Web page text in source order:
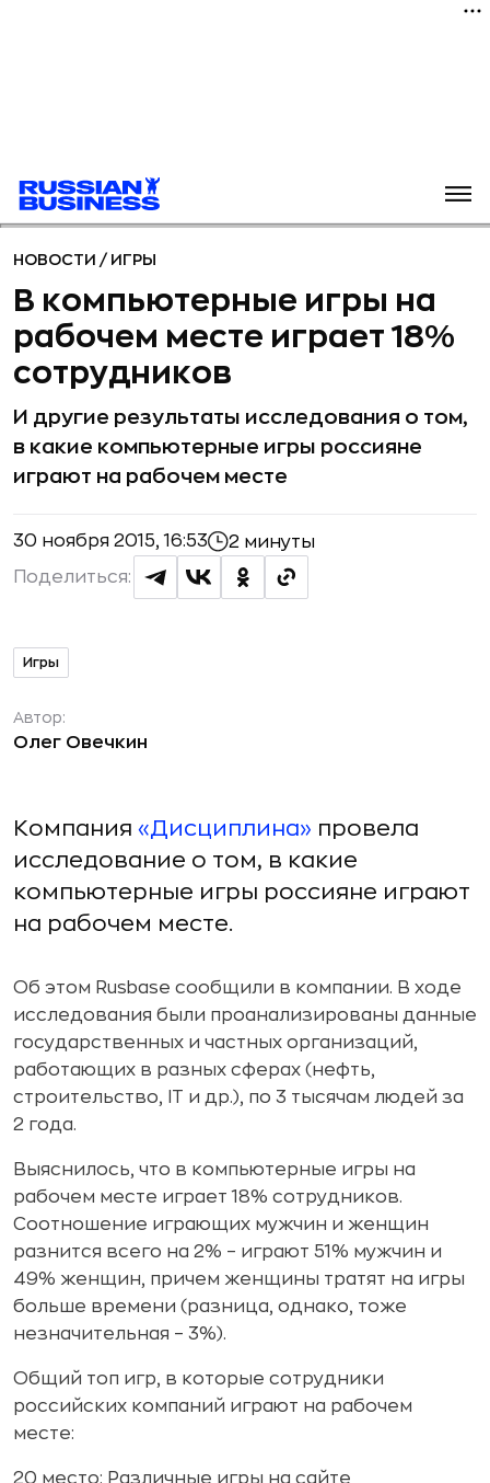
НОВОСТИ / ИГРЫ
В компьютерные игры на
рабочем месте играет 18%
сотрудников
И другие результаты исследования о том,
в какие компьютерные игры россияне
играют на рабочем месте
30 ноября 2015, 16:53 2 минуты
Поделиться:
Игры
Автор:
Олег Овечкин
Компания «Дисциплина» провела
исследование о том, в какие
компьютерные игры россияне играют
на рабочем месте.
Об этом Rusbase сообщили в компании. В ходе
исследования были проанализированы данные
государственных и частных организаций,
работающих в разных сферах (нефть,
строительство, IT и др.), по 3 тысячам людей за
2 года.
Выяснилось, что в компьютерные игры на
рабочем месте играет 18% сотрудников.
Соотношение играющих мужчин и женщин
разнится всего на 2% – играют 51% мужчин и
49% женщин, причем женщины тратят на игры
больше времени (разница, однако, тоже
незначительная – 3%).
Общий топ игр, в которые сотрудники
российских компаний играют на рабочем
месте:
20 место: Различные игры на сайте